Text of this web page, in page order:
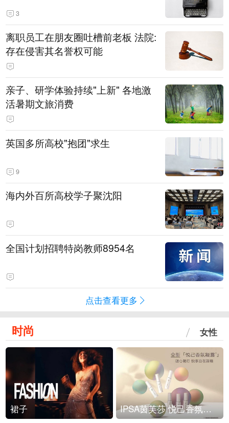
3
离职员工在朋友圈吐槽前老板 法院:
存在侵害其名誉权可能
亲子、研学体验持续"上新" 各地激
活暑期文旅消费
英国多所高校"抱团"求生
9
海内外百所高校学子聚沈阳
全国计划招聘特岗教师8954名
点击查看更多
时尚 女性
裙子 IPSA茵芙莎 悦己香氛凝露上市